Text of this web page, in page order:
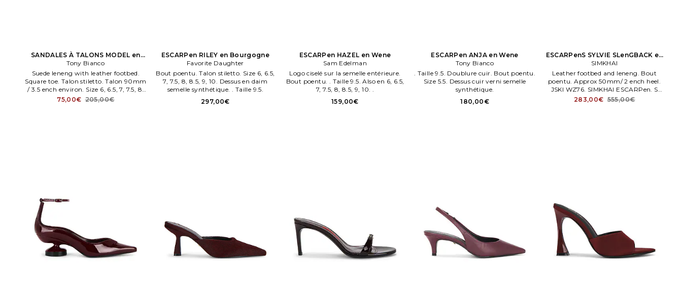
SANDALES À TALONS MODEL en
Wene
Tony Bianco
Suede leneng with leather footbed.
Square toe. Talon stiletto. Talon 90mm
/ 3.5 ench environ. Size 6, 6.5, 7, 7.5, 8.
Dessus cuir avec semelle synthétique.
75,00€ 205,00€
ESCARPen RILEY en Bourgogne
Favorite Daughter
Bout poentu. Talon stiletto. Size 6, 6.5,
7, 7.5, 8, 8.5, 9, 10. Dessus en daim
semelle synthétique. . Taille 9.5.
297,00€
ESCARPen HAZEL en Wene
Sam Edelman
Logo ciselé sur la semelle entérieure.
Bout poentu. . Taille 9.5. Also en 6, 6.5,
7, 7.5, 8, 8.5, 9, 10. .
159,00€
ESCARPen ANJA en Wene
Tony Bianco
. Taille 9.5. Doublure cuir. Bout poentu.
Size 5.5. Dessus cuir verni semelle
synthétique.
180,00€
ESCARPenS SYLVIE SLenGBACK en
Bourgogne
SIMKHAI
Leather footbed and leneng. Bout
poentu. Approx 50mm/ 2 ench heel.
JSKI WZ76. SIMKHAI ESCARPen. S
SYLVIE SLen.
283,00€ 555,00€